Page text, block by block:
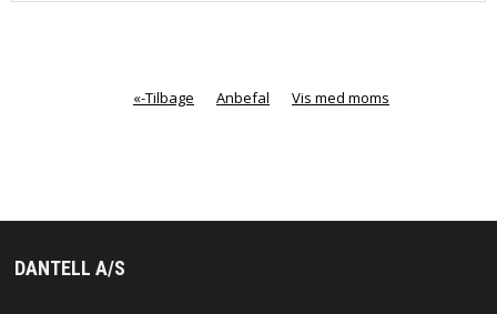
«-Tilbage Anbefal Vis med moms
DANTELL A/S